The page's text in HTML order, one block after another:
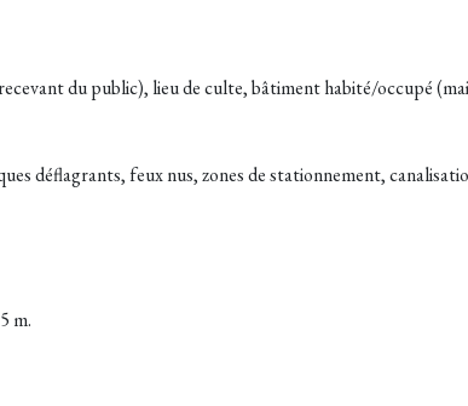
du public), lieu de culte, bâtiment habité/occupé
déflagrants, feux nus, zones de stationnement,
m.